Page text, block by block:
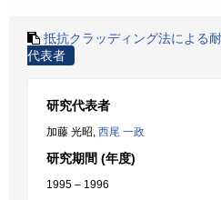
抵抗クラッディング法による
代表者
研究代表者
加藤 光昭, 西尾 一政
研究期間 (年度)
1995 – 1996